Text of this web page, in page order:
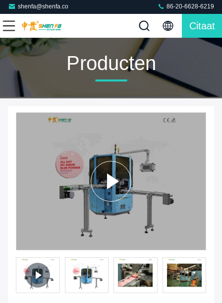
shenfa@shenfa.co 86-20-6628-6219
Citaat
Producten